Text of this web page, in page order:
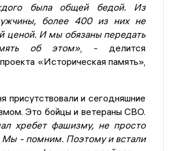
была общей бедой. Из
более 400 из них не
ценой. И мы обязаны передать
об этом» , - делится
«Историческая память»,
присутствовали и сегодняшние
Это бойцы и ветераны СВО.
хребет фашизму, не просто
Мы - помним. Поэтому и встали